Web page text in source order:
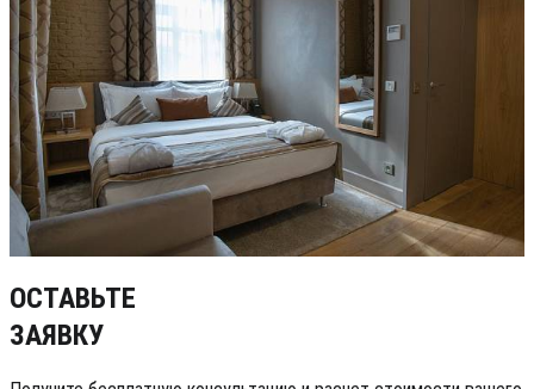
ОСТАВЬТЕ
ЗАЯВКУ